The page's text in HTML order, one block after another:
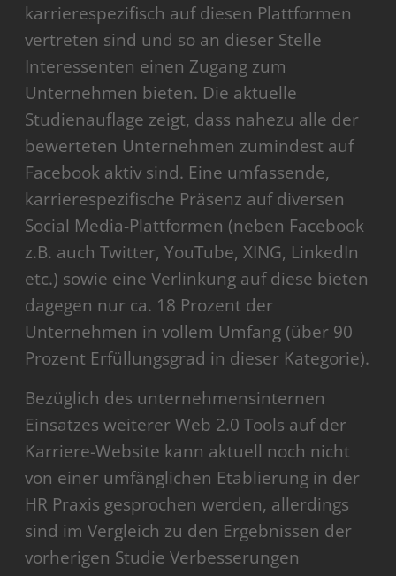
karrierespezifisch auf diesen Plattformen
vertreten sind und so an dieser Stelle
Interessenten einen Zugang zum
Unternehmen bieten. Die aktuelle
Studienauflage zeigt, dass nahezu alle der
bewerteten Unternehmen zumindest auf
Facebook aktiv sind. Eine umfassende,
karrierespezifische Präsenz auf diversen
Social Media-Plattformen (neben Facebook
z.B. auch Twitter, YouTube, XING, LinkedIn
etc.) sowie eine Verlinkung auf diese bieten
dagegen nur ca. 18 Prozent der
Unternehmen in vollem Umfang (über 90
Prozent Erfüllungsgrad in dieser Kategorie).
Bezüglich des unternehmensinternen
Einsatzes weiterer Web 2.0 Tools auf der
Karriere-Website kann aktuell noch nicht
von einer umfänglichen Etablierung in der
HR Praxis gesprochen werden, allerdings
sind im Vergleich zu den Ergebnissen der
vorherigen Studie Verbesserungen